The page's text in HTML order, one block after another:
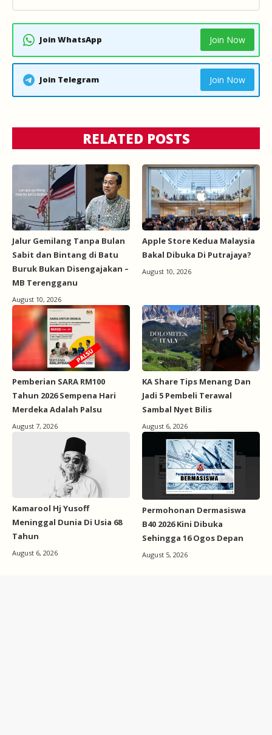
Join WhatsApp Join Now
Join Telegram Join Now
RELATED POSTS
Jalur Gemilang Tanpa Bulan
Sabit dan Bintang di Batu
Buruk Bukan Disengajakan –
MB Terengganu
August 10, 2026
Apple Store Kedua Malaysia
Bakal Dibuka Di Putrajaya?
August 10, 2026
Pemberian SARA RM100
Tahun 2026 Sempena Hari
Merdeka Adalah Palsu
August 7, 2026
KA Share Tips Menang Dan
Jadi 5 Pembeli Terawal
Sambal Nyet Bilis
August 6, 2026
Kamarool Hj Yusoff
Meninggal Dunia Di Usia 68
Tahun
August 6, 2026
Permohonan Dermasiswa
B40 2026 Kini Dibuka
Sehingga 16 Ogos Depan
August 5, 2026